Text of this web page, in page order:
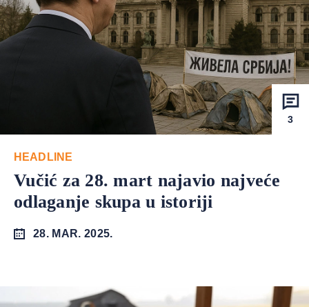
3
HEADLINE
Vučić za 28. mart najavio najveće
odlaganje skupa u istoriji
28. MAR. 2025.